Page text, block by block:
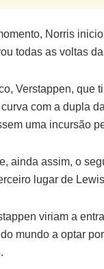
Norris
todas as voltas
Verstappen, que
com a dupla
uma incursão
ainda assim, o
lugar de
viriam a
mundo a optar